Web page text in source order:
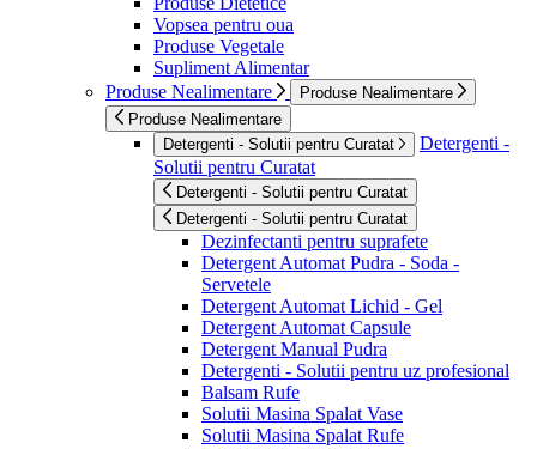
Vopsea pentru oua
Produse Vegetale
Supliment Alimentar
Produse Nealimentare
Produse Nealimentare
Produse Nealimentare
Detergenti - Solutii pentru Curatat
Detergenti -
Solutii pentru Curatat
Detergenti - Solutii pentru Curatat
Detergenti - Solutii pentru Curatat
Dezinfectanti pentru suprafete
Detergent Automat Pudra - Soda -
Servetele
Detergent Automat Lichid - Gel
Detergent Automat Capsule
Detergent Manual Pudra
Detergenti - Solutii pentru uz profesional
Balsam Rufe
Solutii Masina Spalat Vase
Solutii Masina Spalat Rufe